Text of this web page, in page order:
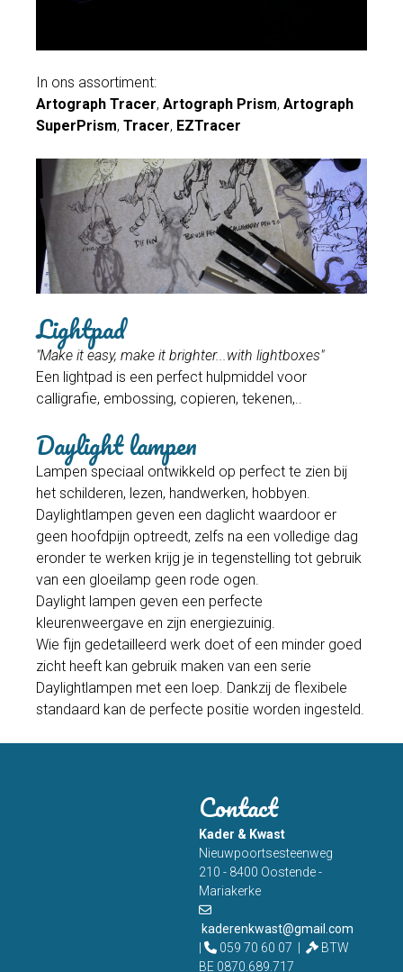
In ons assortiment:
Artograph Tracer, Artograph Prism, Artograph
SuperPrism, Tracer, EZTracer
Lightpad
"Make it easy, make it brighter...with lightboxes"
Een lightpad is een perfect hulpmiddel voor
calligrafie, embossing, copieren, tekenen,..
Daylight lampen
Lampen speciaal ontwikkeld op perfect te zien bij
het schilderen, lezen, handwerken, hobbyen.
Daylightlampen geven een daglicht waardoor er
geen hoofdpijn optreedt, zelfs na een volledige dag
eronder te werken krijg je in tegenstelling tot gebruik
van een gloeilamp geen rode ogen.
Daylight lampen geven een perfecte
kleurenweergave en zijn energiezuinig.
Wie fijn gedetailleerd werk doet of een minder goed
zicht heeft kan gebruik maken van een serie
Daylightlampen met een loep. Dankzij de flexibele
standaard kan de perfecte positie worden ingesteld.
Contact
Kader & Kwast
Nieuwpoortsesteenweg
210 - 8400 Oostende -
Mariakerke
kaderenkwast@gmail.com
059 70 60 07 |
BTW
BE 0870.689.717